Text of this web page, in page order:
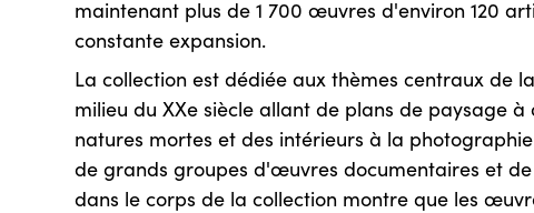
maintenant plus de 1 700 œuvres d'environ 120
constante expansion.
La collection est dédiée aux thèmes centraux de
milieu du XXe siècle allant de plans de paysage à
natures mortes et des intérieurs à la
de grands groupes d'œuvres documentaires et
dans le corps de la collection montre que les